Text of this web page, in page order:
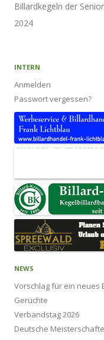
Billardkegeln der
2024
INTERN
Anmelden
Passwort vergessen?
NEWS
Vorschlag für ein neues
Gerüchte
Verbandstag 2026
Deutsche